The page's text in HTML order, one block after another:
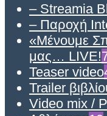
– Streamia
– Παροχή
«Μένουμε
μας… LIVE!
Teaser video
Trailer
Video mix /